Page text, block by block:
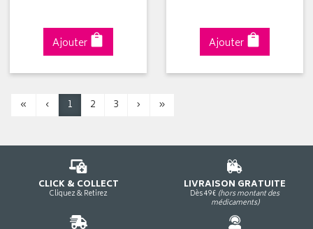
Ajouter Ajouter
« ‹ 1 2 3 › »
CLICK & COLLECT
Cliquez & Retirez
LIVRAISON GRATUITE
Dès 49€ (hors montant des
médicaments)